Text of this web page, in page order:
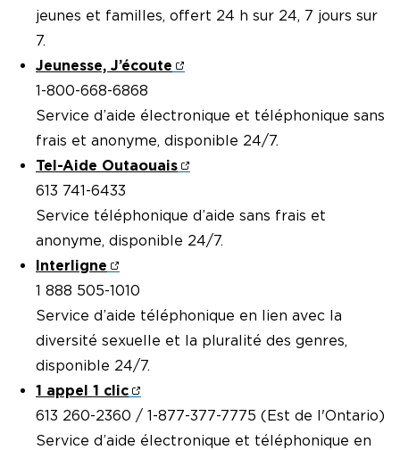
jeunes et familles, offert 24 h sur 24, 7 jours sur
7.
Jeunesse, J’écoute
1-800-668-6868
Service d’aide électronique et téléphonique sans
frais et anonyme, disponible 24/7.
Tel-Aide Outaouais
613 741-6433
Service téléphonique d’aide sans frais et
anonyme, disponible 24/7.
Interligne
1 888 505-1010
Service d’aide téléphonique en lien avec la
diversité sexuelle et la pluralité des genres,
disponible 24/7.
1 appel 1 clic
613 260-2360 / 1-877-377-7775 (Est de l'Ontario)
Service d’aide électronique et téléphonique en